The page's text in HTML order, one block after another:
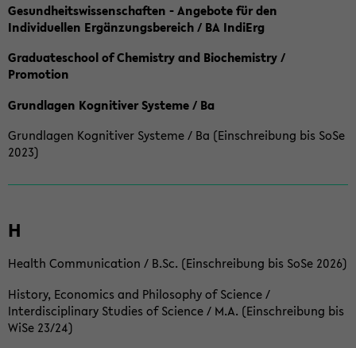
Gesundheitswissenschaften - Angebote für den
Individuellen Ergänzungsbereich / BA IndiErg
Graduateschool of Chemistry and Biochemistry /
Promotion
Grundlagen Kognitiver Systeme / Ba
Grundlagen Kognitiver Systeme / Ba (Einschreibung bis SoSe
2023)
H
Health Communication / B.Sc. (Einschreibung bis SoSe 2026)
History, Economics and Philosophy of Science /
Interdisciplinary Studies of Science / M.A. (Einschreibung bis
WiSe 23/24)